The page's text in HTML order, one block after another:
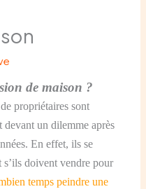
de maison ?
propriétaires sont
devant un dilemme après
En effet, ils se
s’ils doivent vendre pour
temps peindre une